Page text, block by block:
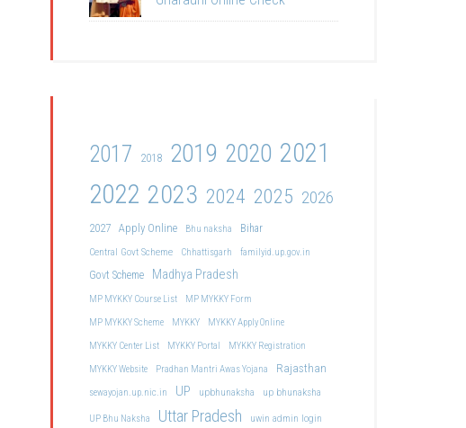
2017 2018 2019 2020 2021
2022 2023 2024 2025 2026
2027 Apply Online Bhu naksha
Bihar
Central Govt Scheme
Chhattisgarh familyid.up.gov.in
Govt Scheme Madhya Pradesh
MP MYKKY Course List
MP MYKKY Form
MP MYKKY Scheme
MYKKY
MYKKY Apply Online
MYKKY Center List
MYKKY Portal
MYKKY Registration
MYKKY Website
Pradhan Mantri Awas Yojana Rajasthan
sewayojan.up.nic.in UP upbhunaksha up bhunaksha
UP Bhu Naksha Uttar Pradesh uwin admin login